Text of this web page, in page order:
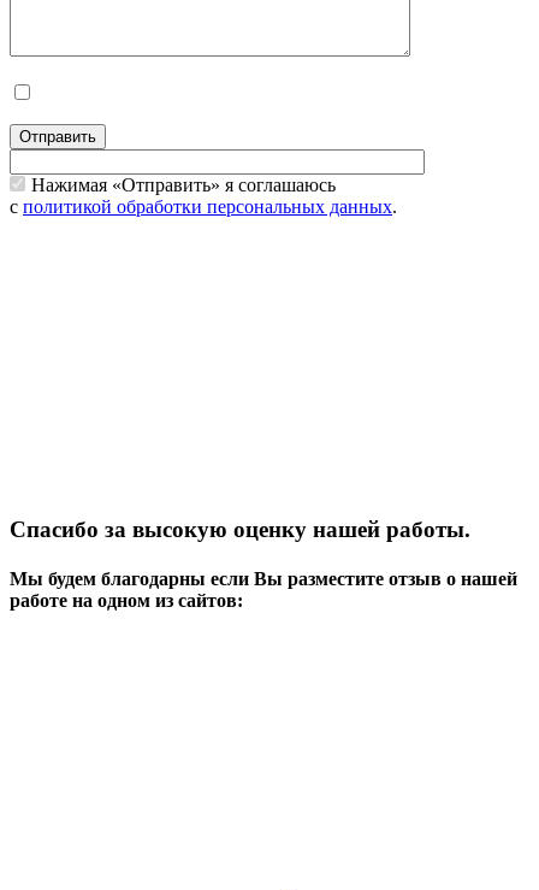
Отправить
Нажимая «Отправить» я соглашаюсь
с политикой обработки персональных данных.
Спасибо за высокую оценку нашей работы.
Мы будем благодарны если Вы разместите отзыв о нашей
работе на одном из сайтов: